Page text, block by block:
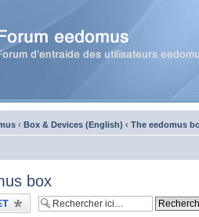
‹ Box & Devices (English) ‹ The eedomus
box
sujet